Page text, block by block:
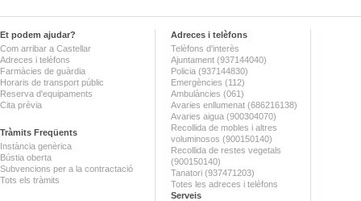
Et podem ajudar?
Com arribar a Castellar
Adreces i telèfons
Farmàcies de guàrdia
Horaris de transport públic
Reserva d'equipaments
Cita prèvia
Tràmits Freqüents
Instància genèrica
Bústia oberta
Subvencions per a la contractació
Tots els tràmits
Adreces i telèfons
Telèfons d'interès
Ajuntament (937144040)
Policia (937144830)
Emergències (112)
Ambulàncies (061)
Avaries enllumenat (686216138)
Avaries aigua (900304070)
Recollida de mobles i altres
voluminosos (900150140)
Recollida de restes vegetals
(900150140)
Tanatori (937471203)
Totes les adreces i telèfons
Serveis